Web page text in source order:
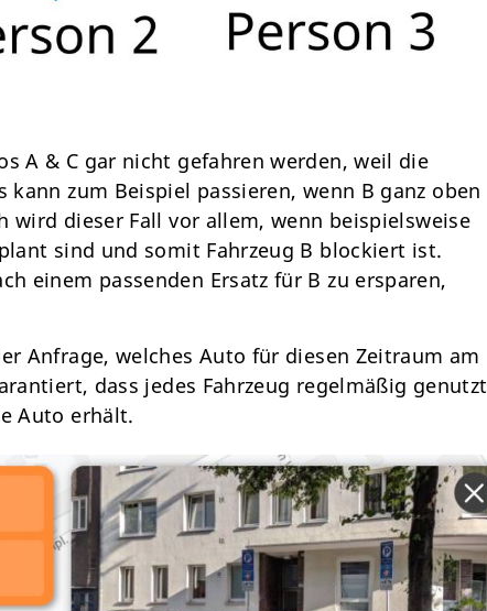
A & C gar nicht gefahren werden, weil die
zum Beispiel passieren, wenn B ganz oben
dieser Fall vor allem, wenn beispielsweise
sind und somit Fahrzeug B blockiert ist.
einem passenden Ersatz für B zu ersparen,
Anfrage, welches Auto für diesen Zeitraum am
dass jedes Fahrzeug regelmäßig genutzt
Auto erhält.